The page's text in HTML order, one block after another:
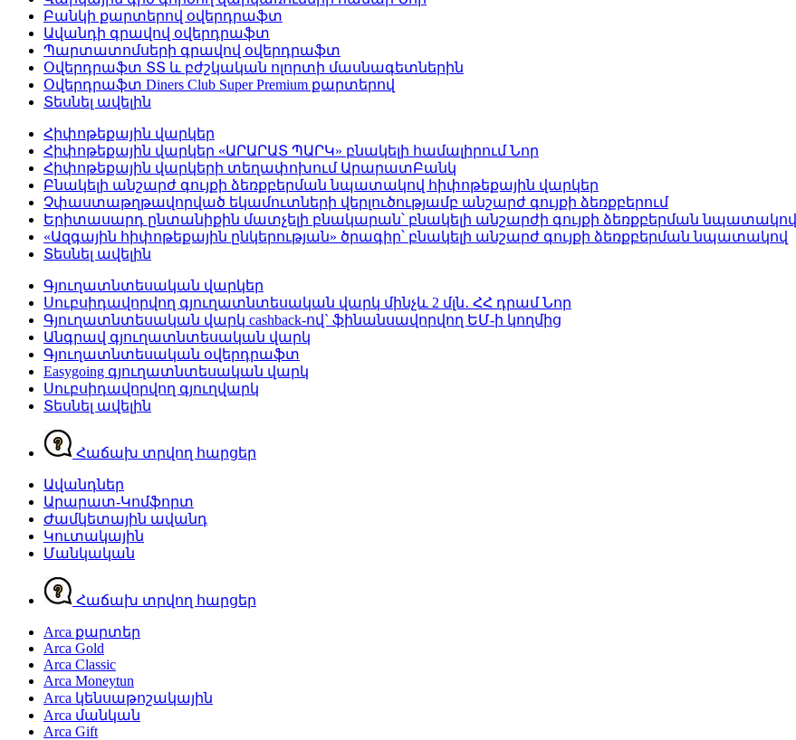
Բանկի քարտերով օվերդրաֆտ
Ավանդի գրավով օվերդրաֆտ
Պարտատոմսերի գրավով օվերդրաֆտ
Օվերդրաֆտ ՏՏ և բժշկական ոլորտի մասնագետներին
Օվերդրաֆտ Diners Club Super Premium քարտերով
Տեսնել ավելին
Հիփոթեքային վարկեր
Հիփոթեքային վարկեր «ԱՐԱՐԱՏ ՊԱՐԿ» բնակելի համալիրումՆոր
Հիփոթեքային վարկերի տեղափոխում ԱրարատԲանկ
Բնակելի անշարժ գույքի ձեռքբերման նպատակով հիփոթեքային վարկեր
Չփաստաթղթավորված եկամուտների վերլուծությամբ անշարժ գույքի ձեռքբերում
Երիտասարդ ընտանիքին մատչելի բնակարան՝ բնակելի անշարժի գույքի ձեռքբերման նպատակով
«Ազգային հիփոթեքային ընկերության» ծրագիր՝ բնակելի անշարժ գույքի ձեռքբերման նպատակով
Տեսնել ավելին
Գյուղատնտեսական վարկեր
Սուբսիդավորվող գյուղատնտեսական վարկ մինչև 2 մլն․ ՀՀ դրամՆոր
Գյուղատնտեսական վարկ cashback-ով` ֆինանսավորվող ԵՄ-ի կողմից
Անգրավ գյուղատնտեսական վարկ
Գյուղատնտեսական օվերդրաֆտ
Easygoing գյուղատնտեսական վարկ
Սուբսիդավորվող գյուղվարկ
Տեսնել ավելին
Հաճախ տրվող հարցեր
Ավանդներ
Արարատ-Կոմֆորտ
Ժամկետային ավանդ
Կուտակային
Մանկական
Հաճախ տրվող հարցեր
Arca քարտեր
Arca Gold
Arca Classic
Arca Moneytun
Arca կենսաթոշակային
Arca մանկան
Arca Gift